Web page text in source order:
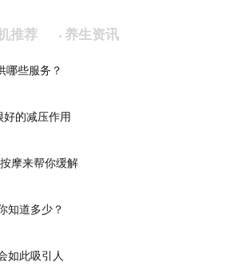
推荐 养生资讯
哪些服务？
的减压作用
摩来帮你缓解
知道多少？
如此吸引人